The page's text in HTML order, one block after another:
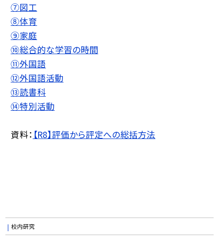
⑦図工
⑧体育
⑨家庭
⑩総合的な学習の時間
⑪外国語
⑫外国語活動
⑬読書科
⑭特別活動
資料： 【R8】評価から評定への総括方法
校内研究